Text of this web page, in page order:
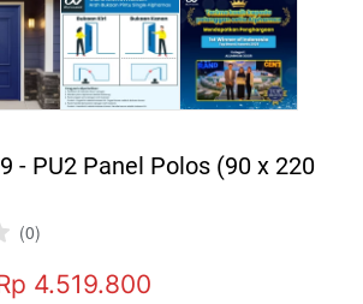
- PU2 Panel Polos (90 x 220
(0)
4.519.800